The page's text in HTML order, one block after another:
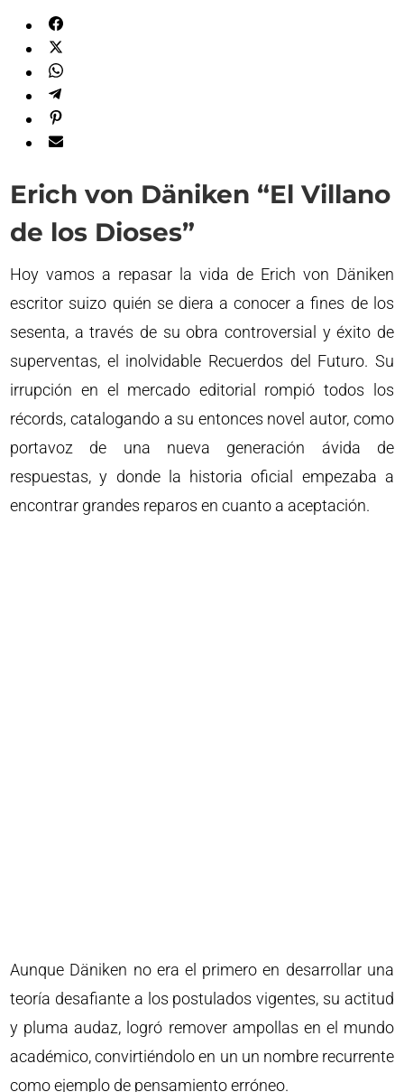
Erich von Däniken “El Villano
de los Dioses”
Hoy vamos a repasar la vida de Erich von Däniken
escritor suizo quién se diera a conocer a fines de los
sesenta, a través de su obra controversial y éxito de
superventas, el inolvidable Recuerdos del Futuro. Su
irrupción en el mercado editorial rompió todos los
récords, catalogando a su entonces novel autor, como
portavoz de una nueva generación ávida de
respuestas, y donde la historia oficial empezaba a
encontrar grandes reparos en cuanto a aceptación.
Aunque Däniken no era el primero en desarrollar una
teoría desafiante a los postulados vigentes, su actitud
y pluma audaz, logró remover ampollas en el mundo
académico, convirtiéndolo en un un nombre recurrente
como ejemplo de pensamiento erróneo.